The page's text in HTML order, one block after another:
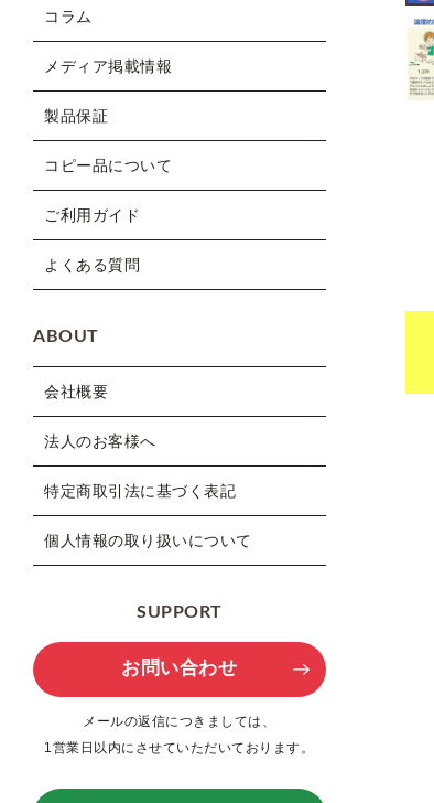
コラム
メディア掲載情報
製品保証
コピー品について
ご利用ガイド
よくある質問
ABOUT
会社概要
法人のお客様へ
特定商取引法に基づく表記
個人情報の取り扱いについて
SUPPORT
お問い合わせ
メールの返信につきましては、
1営業日以内にさせていただいております。